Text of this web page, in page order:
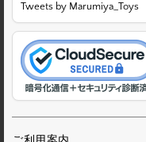
Tweets by Marumiya_Toys